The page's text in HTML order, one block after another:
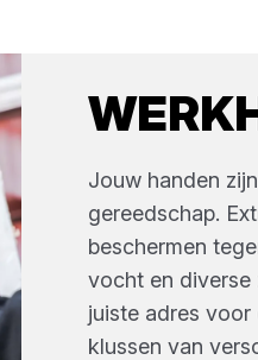
Jouw handen
gereedschap.
beschermen
vocht en diverse
juiste adres
klussen van